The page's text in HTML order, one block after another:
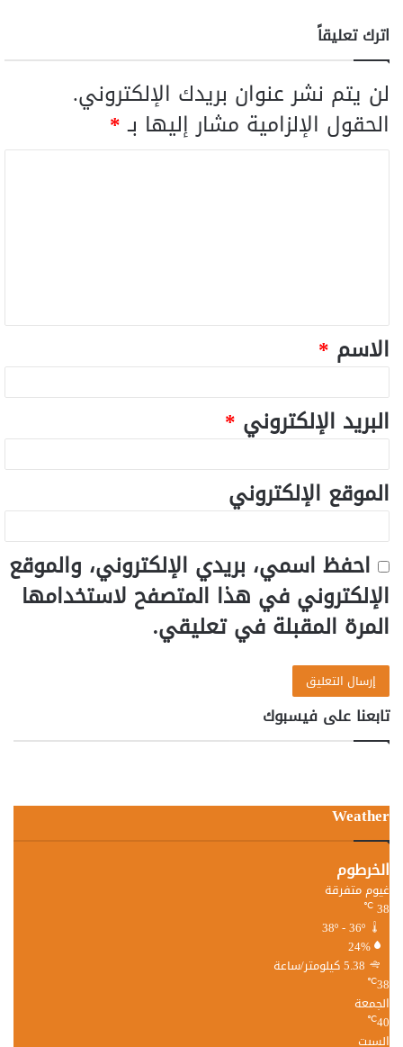
اترك تعليقاً
لن يتم نشر عنوان بريدك الإلكتروني.
الحقول الإلزامية مشار إليها بـ*
الاسم *
البريد الإلكتروني *
الموقع الإلكتروني
احفظ اسمي، بريدي الإلكتروني، والموقع
الإلكتروني في هذا المتصفح لاستخدامها
المرة المقبلة في تعليقي.
تابعنا على فيسبوك
Weather
الخرطوم
غيوم متفرقة
38
℃
24%
5.38 كيلومتر/ساعة
38
℃
الجمعة
40
℃
السبت